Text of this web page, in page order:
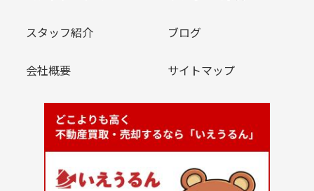
スタッフ紹介 ブログ
会社概要 サイトマップ